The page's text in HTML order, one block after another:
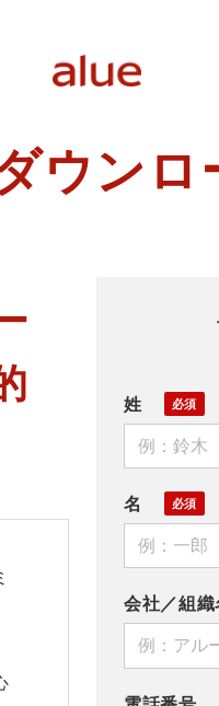
ウンロ
姓
名
会社／組織